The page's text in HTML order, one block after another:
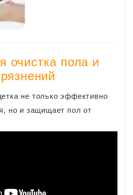
очистка пола и
не только эффективно
но и защищает пол от